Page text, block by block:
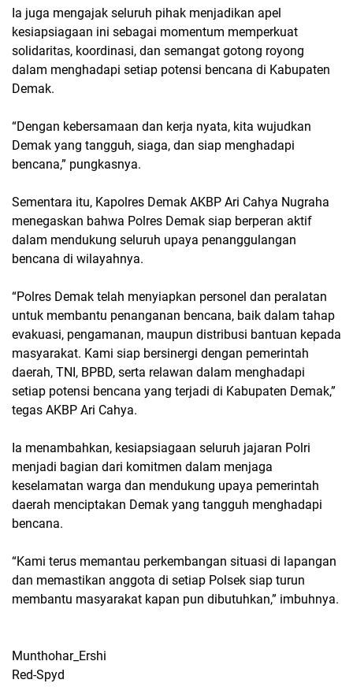
Ia juga mengajak seluruh pihak menjadikan apel
kesiapsiagaan ini sebagai momentum memperkuat
solidaritas, koordinasi, dan semangat gotong royong
dalam menghadapi setiap potensi bencana di Kabupaten
Demak.
“Dengan kebersamaan dan kerja nyata, kita wujudkan
Demak yang tangguh, siaga, dan siap menghadapi
bencana,” pungkasnya.
Sementara itu, Kapolres Demak AKBP Ari Cahya Nugraha
menegaskan bahwa Polres Demak siap berperan aktif
dalam mendukung seluruh upaya penanggulangan
bencana di wilayahnya.
“Polres Demak telah menyiapkan personel dan peralatan
untuk membantu penanganan bencana, baik dalam tahap
evakuasi, pengamanan, maupun distribusi bantuan kepada
masyarakat. Kami siap bersinergi dengan pemerintah
daerah, TNI, BPBD, serta relawan dalam menghadapi
setiap potensi bencana yang terjadi di Kabupaten Demak,”
tegas AKBP Ari Cahya.
Ia menambahkan, kesiapsiagaan seluruh jajaran Polri
menjadi bagian dari komitmen dalam menjaga
keselamatan warga dan mendukung upaya pemerintah
daerah menciptakan Demak yang tangguh menghadapi
bencana.
“Kami terus memantau perkembangan situasi di lapangan
dan memastikan anggota di setiap Polsek siap turun
membantu masyarakat kapan pun dibutuhkan,” imbuhnya.
Munthohar_Ershi
Red-Spyd